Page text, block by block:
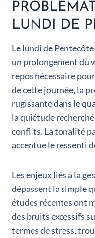
LUNDI DE
Le lundi de
un prolongement du
repos nécessaire
de cette journée, la
rugissante dans le
la quiétude
conflits. La tonalité
accentue le ressenti
Les enjeux liés à la
dépassent la simple
études récentes ont
des bruits excessifs
termes de stress,